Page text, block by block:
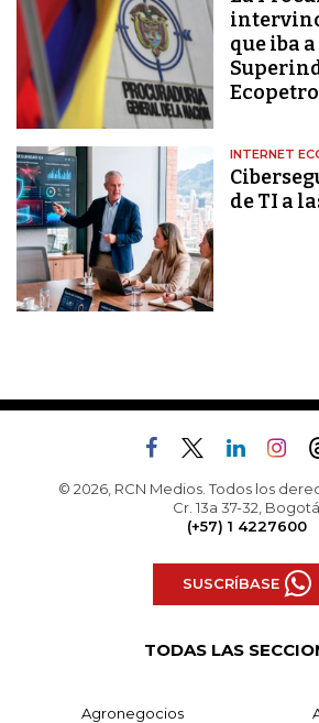
que iba
INTERNET
de TI a
© 2026, RCN Medios. Todos los
Cr. 13a 37-32, Bogotá
(+57) 1 4227600
SUSCRÍBASE
TODAS LAS
Agronegocios